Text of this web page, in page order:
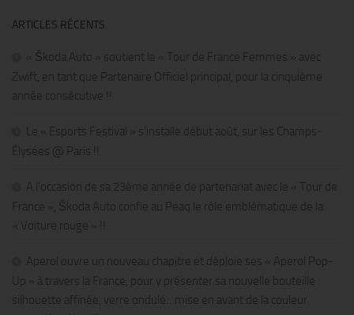
ARTICLES RÉCENTS
« Škoda Auto » soutient le « Tour de France Femmes » avec
Zwift, en tant que Partenaire Officiel principal, pour la cinquième
année consécutive !!
Le « Esports Festival » s’installe début août, sur les Champs-
Élysées @ Paris !!
A l’occasion de sa 23ème année de partenariat avec le « Tour de
France », Škoda Auto confie au Peaq le rôle emblématique de la
« Voiture rouge » !!
Aperol ouvre un nouveau chapitre et déploie ses « Aperol Pop-
Up » à travers la France, pour y présenter sa nouvelle bouteille :
silhouette affinée, verre ondulé…mise en avant de la couleur